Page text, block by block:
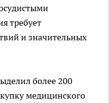
требует
и значительных
более 200
медицинского